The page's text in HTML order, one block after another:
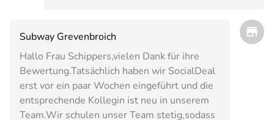
Subway Grevenbroich
Hallo Frau Schippers,vielen Dank für ihre
Bewertung.Tatsächlich haben wir SocialDeal
erst vor ein paar Wochen eingeführt und die
entsprechende Kollegin ist neu in unserem
Team.Wir schulen unser Team stetig,sodass